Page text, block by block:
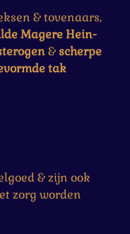
& tovenaars,
Magere Hein-
& scherpe
tak
& zijn ook
zorg worden